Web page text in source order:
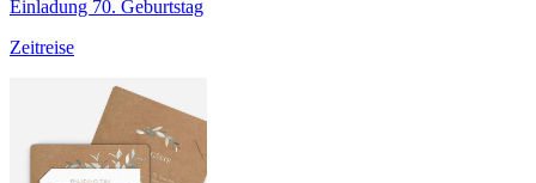
Einladung 70. Geburtstag
Zeitreise